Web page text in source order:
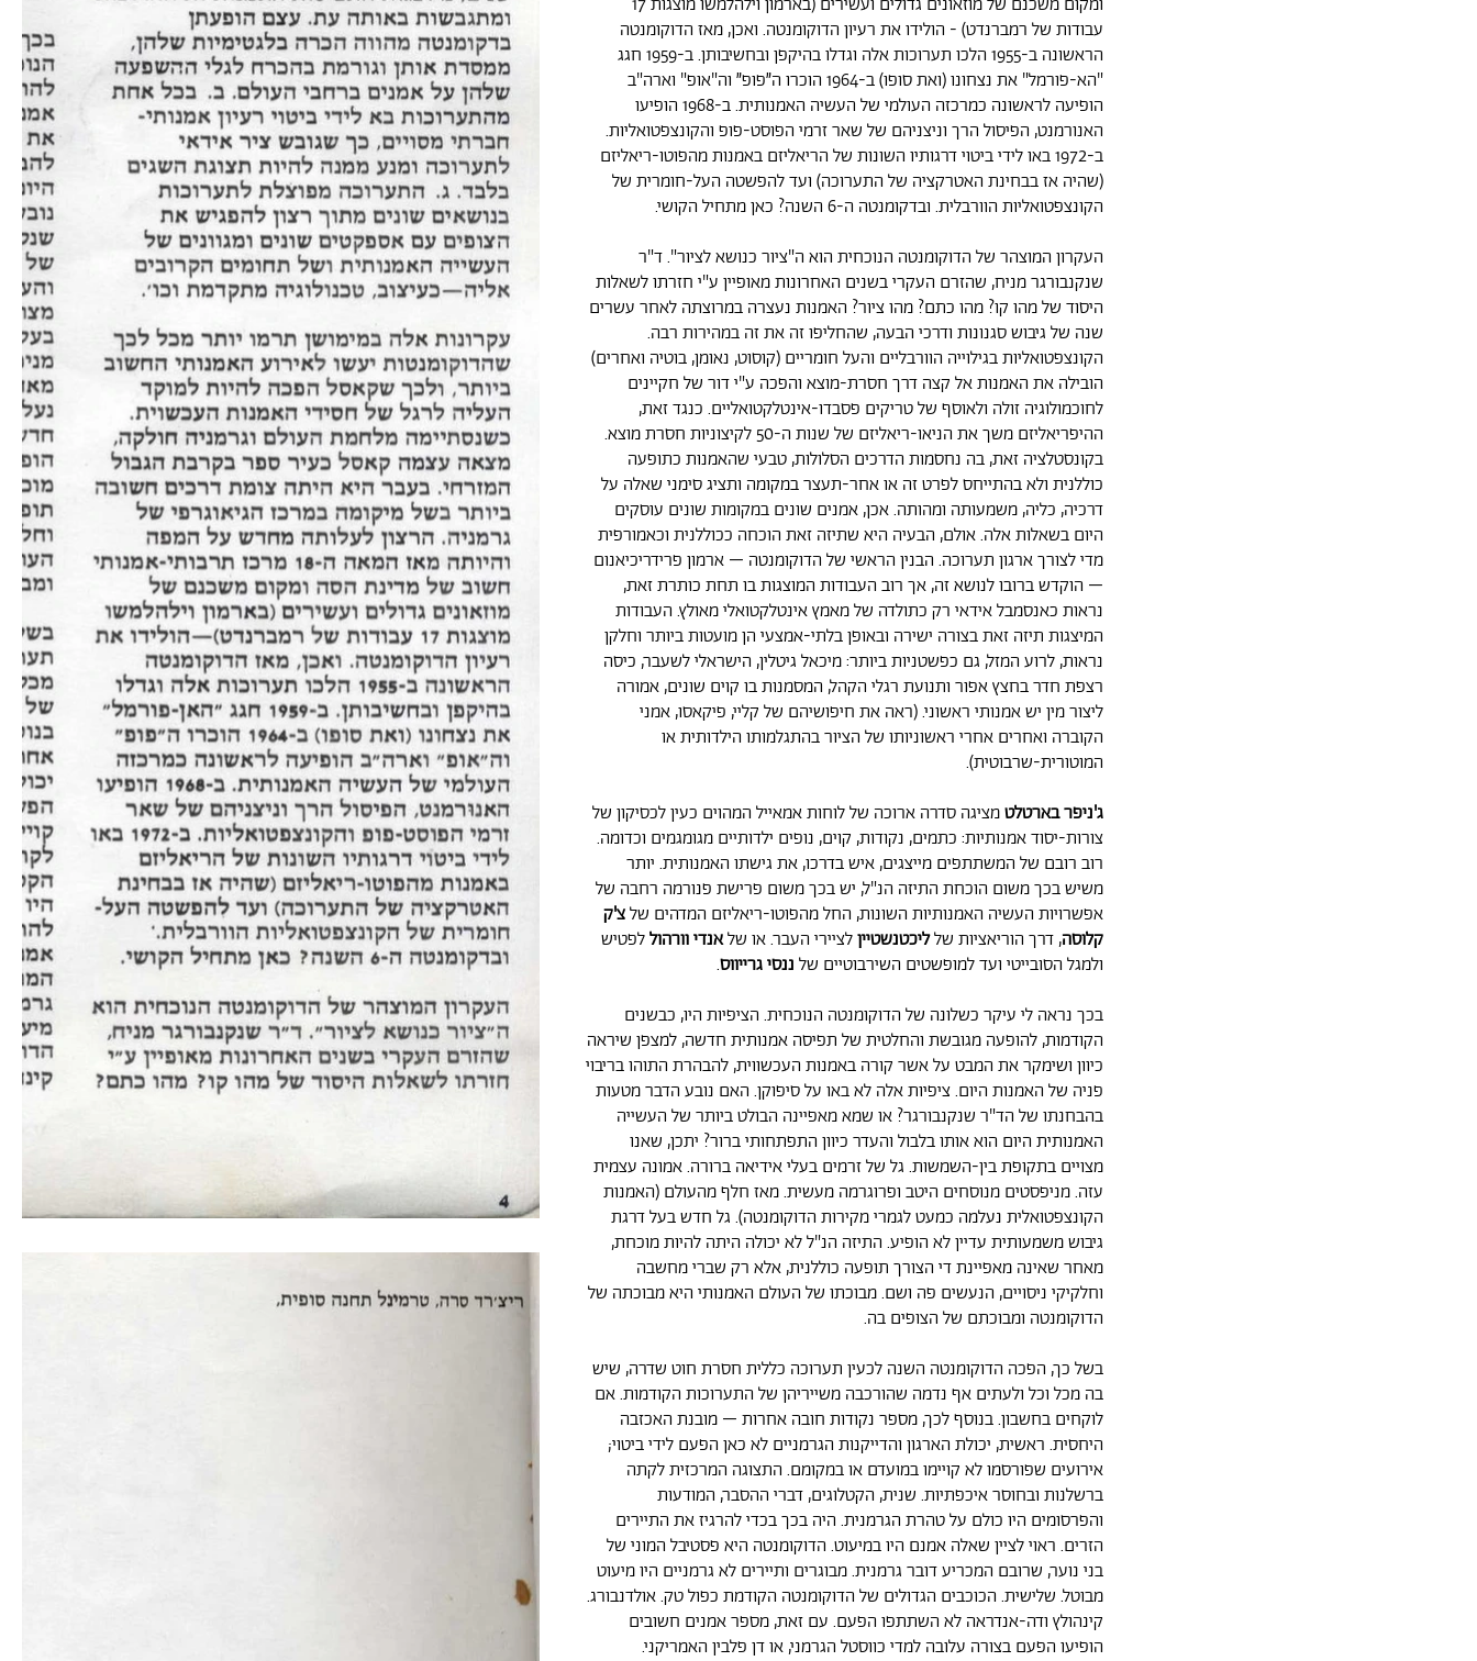
עבודות של רמברנדט) - הולידו את רעיון הדוקומנטה. ואכן, מאז הדוקומנטה
הראשונה ב-1955 הלכו תערוכות אלה וגדלו בהיקפן ובחשיבותן. ב-1959 חגג
"הא-פורמל" את נצחונו (ואת סופו) ב-1964 הוכרו ה״פופ״ וה"אופ" וארה"ב
הופיעה לראשונה כמרכזה העולמי של העשיה האמנותית. ב-1968 הופיעו
האנורמנט, הפיסול הרך וניצניהם של שאר זרמי הפוסט-פופ והקונצפטואליות.
ב-1972 באו לידי ביטוי דרגותיו השונות של הריאליזם באמנות מהפוטו-ריאליזם
(שהיה אז בבחינת האטרקציה של התערוכה) ועד להפשטה העל-חומרית של
הקונצפטואליות הוורבלית. ובדקומנטה ה-6 השנה? כאן מתחיל הקושי.
העקרון המוצהר של הדוקומנטה הנוכחית הוא ה"ציור כנושא לציור". ד"ר
שנקנבורגר מניח, שהזרם העקרי בשנים האחרונות מאופיין ע"י חזרתו לשאלות
היסוד של מהו קו? מהו כתם? מהו ציור? האמנות נעצרה במרוצתה לאחר עשרים
שנה של גיבוש סגנונות ודרכי הבעה, שהחליפו זה את זה במהירות רבה.
הקונצפטואליות בגילוייה הוורבליים והעל חומריים (קוסוט, נאומן, בוטיה ואחרים)
הובילה את האמנות אל קצה דרך חסרת-מוצא והפכה ע"י דור של חקיינים
לחוכמולוגיה זולה ולאוסף של טריקים פסבדו-אינטלקטואליים. כנגד זאת,
ההיפריאליזם משך את הניאו-ריאליזם של שנות ה-50 לקיצוניות חסרת מוצא.
בקונסטלציה זאת, בה נחסמות הדרכים הסלולות, טבעי שהאמנות כתופעה
כוללנית ולא בהתייחס לפרט זה או אחר-תעצר במקומה ותציג סימני שאלה על
דרכיה, כליה, משמעותה ומהותה. אכן, אמנים שונים במקומות שונים עוסקים
היום בשאלות אלה. אולם, הבעיה היא שתיזה זאת הוכחה ככוללנית וכאמורפית
מדי לצורך ארגון תערוכה. הבנין הראשי של הדוקומנטה – ארמון פרידריכיאנום
– הוקדש ברובו לנושא זה, אך רוב העבודות המוצגות בו תחת כותרת זאת,
נראות כאנסמבל אידאי רק כתולדה של מאמץ אינטלקטואלי מאולץ. העבודות
המיצגות תיזה זאת בצורה ישירה ובאופן בלתי-אמצעי הן מועטות ביותר וחלקן
נראות, לרוע המזל, גם כפשטניות ביותר: מיכאל גיטלין, הישראלי לשעבר, כיסה
רצפת חדר בחצץ אפור ותנועת רגלי הקהל, המסמנות בו קוים שונים, אמורה
ליצור מין יש אמנותי ראשוני. (ראה את חיפושיהם של קליי, פיקאסו, אמני
הקוברה ואחרים אחרי ראשוניותו של הציור בהתגלמותו הילדותית או
המוטורית-שרבוטית).
ג'ניפר בארטלטמציגה סדרה ארוכה של לוחות אמאייל המהוים כעין לכסיקון של
צורות-יסוד אמנותיות: כתמים, נקודות, קוים, נופים ילדותיים מגומגמים וכדומה.
רוב רובם של המשתתפים מייצגים, איש בדרכו, את גישתו האמנותית. יותר
משיש בכך משום הוכחת התיזה הנ"ל, יש בכך משום פרישת פנורמה רחבה של
אפשרויות העשיה האמנותיות השונות, החל מהפוטו-ריאליזם המדהים שלצ'ק
קלוסה, דרך הוריאציות שלליכטנשטייןלציירי העבר. או שלאנדי וורהוללפטיש
ולמגל הסובייטי ועד למופשטים השירבוטיים של ננסי גרייווס.
בכך נראה לי עיקר כשלונה של הדוקומנטה הנוכחית. הציפיות היו, כבשנים
הקודמות, להופעה מגובשת והחלטית של תפיסה אמנותית חדשה, למצפן שיראה
כיוון ושימקר את המבט על אשר קורה באמנות העכשווית, להבהרת התוהו בריבוי
פניה של האמנות היום. ציפיות אלה לא באו על סיפוקן. האם נובע הדבר מטעות
בהבחנתו של הד"ר שנקנבורגר? או שמא מאפיינה הבולט ביותר של העשייה
האמנותית היום הוא אותו בלבול והעדר כיוון התפתחותי ברור? יתכן, שאנו
מצויים בתקופת בין-השמשות. גל של זרמים בעלי אידיאה ברורה. אמונה עצמית
עזה. מניפסטים מנוסחים היטב ופרוגרמה מעשית. מאז חלף מהעולם (האמנות
הקונצפטואלית נעלמה כמעט לגמרי מקירות הדוקומנטה). גל חדש בעל דרגת
גיבוש משמעותית עדיין לא הופיע. התיזה הנ"ל לא יכולה היתה להיות מוכחת,
מאחר שאינה מאפיינת די הצורך תופעה כוללנית, אלא רק שברי מחשבה
וחלקיקי ניסויים, הנעשים פה ושם. מבוכתו של העולם האמנותי היא מבוכתה של
הדוקומנטה ומבוכתם של הצופים בה.
בשל כך, הפכה הדוקומנטה השנה לכעין תערוכה כללית חסרת חוט שדרה, שיש
בה מכל וכל ולעתים אף נדמה שהורכבה משייריהן של התערוכות הקודמות. אם
לוקחים בחשבון. בנוסף לכך, מספר נקודות חובה אחרות – מובנת האכזבה
היחסית. ראשית, יכולת הארגון והדייקנות הגרמניים לא כאן הפעם לידי ביטוי;
אירועים שפורסמו לא קויימו במועדם או במקומם. התצוגה המרכזית לקתה
ברשלנות ובחוסר איכפתיות. שנית, הקטלוגים, דברי ההסבר, המודעות
והפרסומים היו כולם על טהרת הגרמנית. היה בכך בכדי להרגיז את התיירים
הזרים. ראוי לציין שאלה אמנם היו במיעוט. הדוקומנטה היא פסטיבל המוני של
בני נוער, שרובם המכריע דובר גרמנית. מבוגרים ותיירים לא גרמניים היו מיעוט
מבוטל. שלישית. הכוכבים הגדולים של הדוקומנטה הקודמת כפול טק. אולדנבורג.
קינהולץ ודה-אנדראה לא השתתפו הפעם. עם זאת, מספר אמנים חשובים
הופיעו הפעם בצורה עלובה למדי כווסטל הגרמני, או דן פלבין האמריקני.